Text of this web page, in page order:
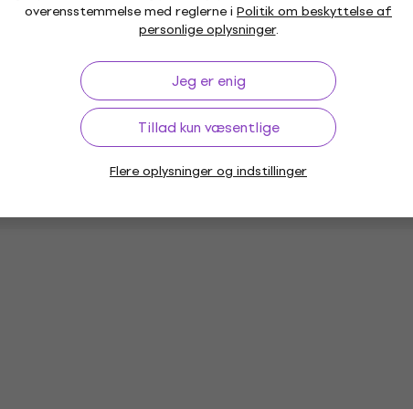
overensstemmelse med reglerne i Politik om beskyttelse af
personlige oplysninger.
Jeg er enig
Tillad kun væsentlige
Flere oplysninger og indstillinger